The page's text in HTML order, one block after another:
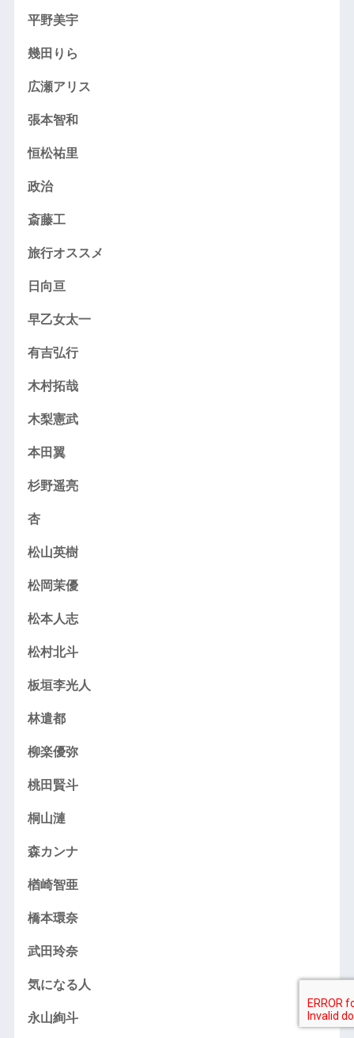
平野美宇
幾田りら
広瀬アリス
張本智和
恒松祐里
政治
斎藤工
旅行オススメ
日向亘
早乙女太一
有吉弘行
木村拓哉
木梨憲武
本田翼
杉野遥亮
杏
松山英樹
松岡茉優
松本人志
松村北斗
板垣李光人
林遣都
柳楽優弥
桃田賢斗
桐山漣
森カンナ
楢崎智亜
橋本環奈
武田玲奈
気になる人
永山絢斗